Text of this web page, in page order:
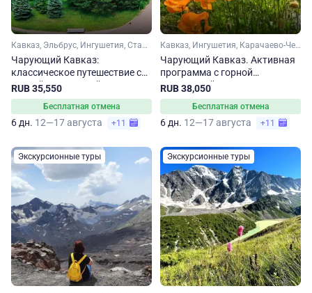
Кавказ, Эльбрус, Ингушетия, Ставропольский край, Кавказские Минеральные Воды
Чарующий Кавказ:
классическое путешествие с
Горной Ингушетией
RUB 35,550
Бесплатная отмена
6 дн. 12—17 августа +11
Кавказ, Ингушетия, Карачаево-Черкесия, Эльбрус, Ставропольский край, Домбай, Кавказские Минеральные Воды
Чарующий Кавказ. Активная
программа с горной
Ингушетией
RUB 38,050
Бесплатная отмена
6 дн. 12—17 августа +11
Экскурсионные туры Экскурсионные туры